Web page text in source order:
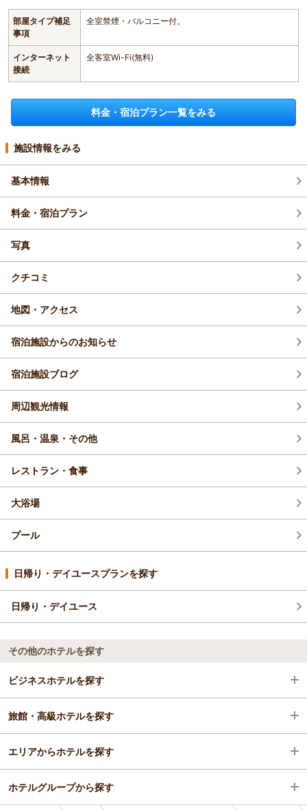
部屋タイプ補足
事項
全室禁煙・バルコニー付。
インターネット
接続
全客室Wi-Fi(無料)
料金・宿泊プラン一覧をみる
施設情報をみる
基本情報
料金・宿泊プラン
写真
クチコミ
地図・アクセス
宿泊施設からのお知らせ
宿泊施設ブログ
周辺観光情報
風呂・温泉・その他
レストラン・食事
大浴場
プール
日帰り・デイユースプランを探す
日帰り・デイユース
その他のホテルを探す
ビジネスホテルを探す
沖縄県
沖縄市（コザ）・北谷・宜野湾
北谷・嘉手納
旅館・高級ホテルを探す
沖縄県
エリアからホテルを探す
沖縄県
ホテルグループから探す